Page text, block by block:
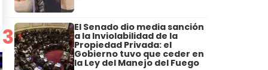
3 El Senado dio media sanción
a la Inviolabilidad de la
Propiedad Privada: el
Gobierno tuvo que ceder en
la Ley del Manejo del Fuego